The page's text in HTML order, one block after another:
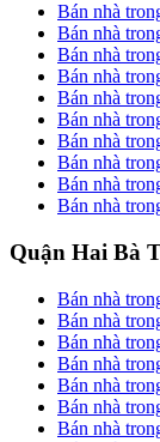
Bán nhà
Bán nhà
Bán nhà
Bán nhà
Bán nhà
Bán nhà
Bán nhà
Bán nhà
Bán nhà
Bán nhà
Quận Hai Bà
Bán nhà
Bán nhà
Bán nhà
Bán nhà
Bán nhà
Bán nhà
Bán nhà